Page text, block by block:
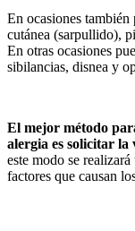
En ocasiones también
cutánea (sarpullido),
En otras ocasiones
sibilancias, disnea y
El mejor método
alergia es solicitar
este modo se
factores que causan